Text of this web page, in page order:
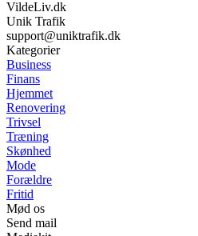
VildeLiv.dk
Unik Trafik
support@uniktrafik.dk
Kategorier
Business
Finans
Hjemmet
Renovering
Trivsel
Træning
Skønhed
Mode
Forældre
Fritid
Mød os
Send mail